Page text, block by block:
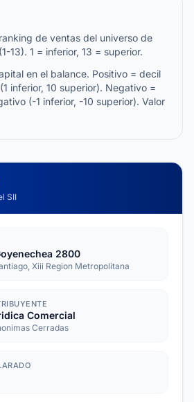
de ventas del universo de
13). 1 = inferior, 13 = superior.
en el balance. Positivo = decil
inferior, 10 superior). Negativo =
(-1 inferior, -10 superior). Valor
SII
2800
Xiii Region Metropolitana
Comercial
Cerradas